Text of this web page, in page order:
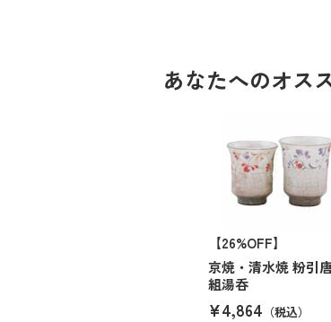
あなたへのオス
【26%OFF】
京焼・清水焼 粉引
組湯呑
¥4,864 （税込）